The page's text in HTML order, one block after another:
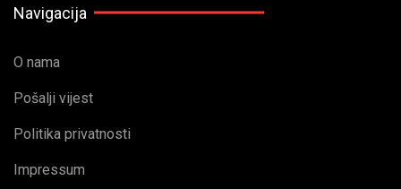
Navigacija
O nama
Pošalji vijest
Politika privatnosti
Impressum